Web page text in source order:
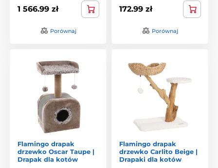
1 566.99 zł
Porównaj
172.99 zł
Porównaj
Flamingo drapak
drzewko Oscar Taupe |
Drapak dla kotów
Flamingo drapak
drzewko Carlito Beige |
Drapaki dla kotów